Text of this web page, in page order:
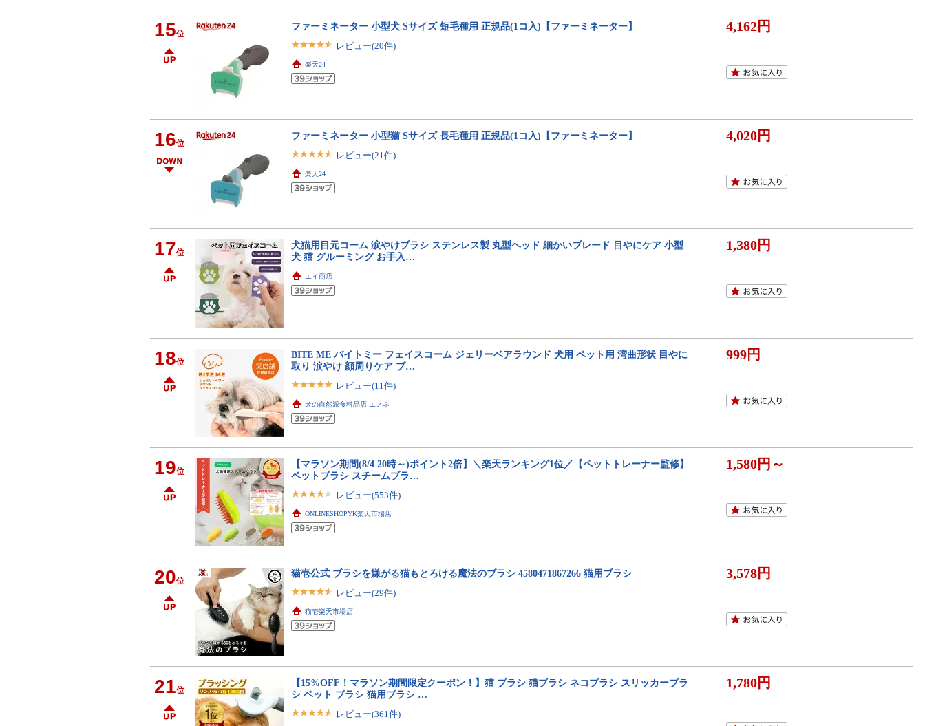
15位
ファーミネーター 小型犬 Sサイズ 短毛種用 正規品(1コ入)【ファーミネーター】
レビュー(20件)
楽天24
4,162円
16位
ファーミネーター 小型猫 Sサイズ 長毛種用 正規品(1コ入)【ファーミネーター】
レビュー(21件)
楽天24
4,020円
17位
犬猫用目元コーム 涙やけブラシ ステンレス製 丸型ヘッド 細かいブレード 目やにケア 小型
犬 猫 グルーミング お手入…
エイ商店
1,380円
18位
BITE ME バイトミー フェイスコーム ジェリーベアラウンド 犬用 ペット用 湾曲形状 目やに
取り 涙やけ 顔周りケア ブ…
レビュー(11件)
犬の自然派食料品店 エノネ
999円
19位
【マラソン期間(8/4 20時～)ポイント2倍】＼楽天ランキング1位／【ペットトレーナー監修】
ペットブラシ スチームブラ…
レビュー(553件)
ONLINESHOPYK楽天市場店
1,580円～
20位
猫壱公式 ブラシを嫌がる猫もとろける魔法のブラシ 4580471867266 猫用ブラシ
レビュー(29件)
猫壱楽天市場店
3,578円
21位
【15%OFF！マラソン期間限定クーポン！】猫 ブラシ 猫ブラシ ネコブラシ スリッカーブラ
シ ペット ブラシ 猫用ブラシ …
レビュー(361件)
1,780円